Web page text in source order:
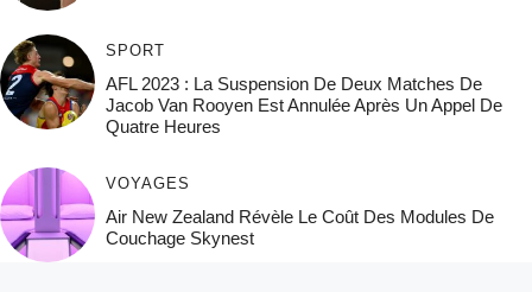
SPORT
AFL 2023 : La Suspension De Deux Matches De
Jacob Van Rooyen Est Annulée Après Un Appel De
Quatre Heures
VOYAGES
Air New Zealand Révèle Le Coût Des Modules De
Couchage Skynest